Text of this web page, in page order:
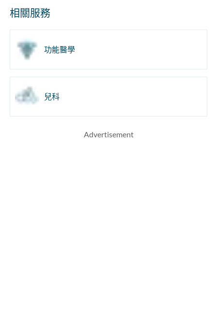
相關服務
功能醫學
兒科
Advertisement